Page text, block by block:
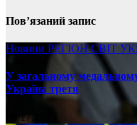
Пов’язаний запис
Новини РЕГІОНСВІТ
У загальному медальному
Україна третя
08.17.2025